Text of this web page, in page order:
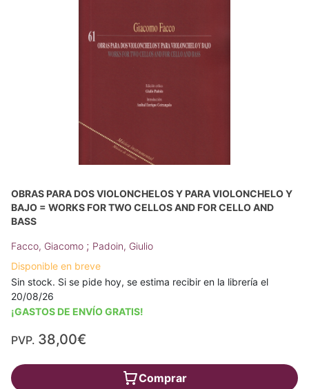
OBRAS PARA DOS VIOLONCHELOS Y PARA VIOLONCHELO Y
BAJO = WORKS FOR TWO CELLOS AND FOR CELLO AND
BASS
Facco, Giacomo ; Padoin, Giulio
Disponible en breve
Sin stock. Si se pide hoy, se estima recibir en la librería el
20/08/26
¡GASTOS DE ENVÍO GRATIS!
PVP. 38,00€
Comprar